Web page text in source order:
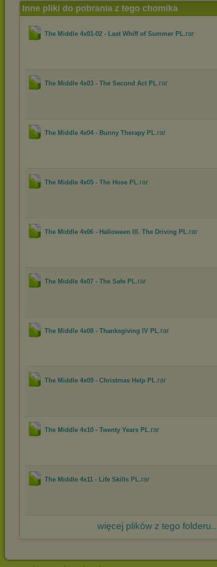
Inne pliki do pobrania z tego chomika
The Middle 4x01-02 - Last Whiff of Summer PL.rar
The Middle 4x03 - The Second Act PL.rar
The Middle 4x04 - Bunny Therapy PL.rar
The Middle 4x05 - The Hose PL.rar
The Middle 4x06 - Halloween III. The Driving PL.rar
The Middle 4x07 - The Safe PL.rar
The Middle 4x08 - Thanksgiving IV PL.rar
The Middle 4x09 - Christmas Help PL.rar
The Middle 4x10 - Twenty Years PL.rar
The Middle 4x11 - Life Skills PL.rar
więcej plików z tego